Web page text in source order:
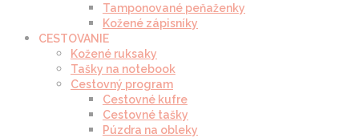
Tamponované peňaženky
Kožené zápisníky
CESTOVANIE
Kožené ruksaky
Tašky na notebook
Cestovný program
Cestovné kufre
Cestovné tašky
Púzdra na obleky